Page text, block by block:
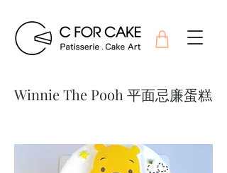
Winnie The Pooh 平面忌廉蛋糕